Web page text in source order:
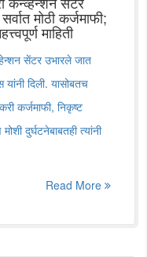
मोठी कर्जमाफी;
माहिती
सेंटर उभारले जात
दिली. यासोबतच
कर्जमाफी, निकृष्ट
दुर्घटनेबाबतही त्यांनी
Read More